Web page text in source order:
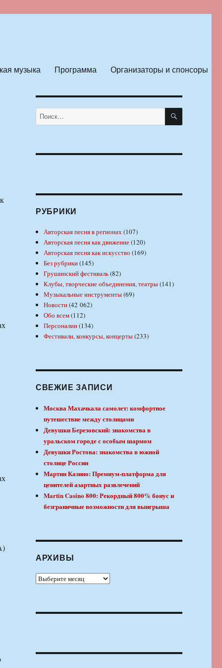
музыка Программа Организаторы и спонсоры
Искать: ПОИСК
РУБРИКИ
Авторская песня в регионах(107)
Авторская песня как движение(120)
Авторская песня как искусство (169)
Без рубрики(145)
Грушинский фестиваль(82)
Клубы, творческие объединения, театры(141)
Музыкальные инструменты(69)
Новости(42 062)
Обо всем(112)
Персоналии(134)
Фестивали, конкурсы, концерты(233)
СВЕЖИЕ ЗАПИСИ
Москва Махачкала самолет: комфортное
путешествие между столицами
Девушки Березовский: знакомства в
уральском городе с особым шармом
Девушки Ростова: знакомства в южной
столице России
Мартин Казино: Премиум-платформа для
ценителей азартных развлечений
Martin Casino 800: Рекордный 800% бонус и
безграничные возможности для выигрыша
АРХИВЫ
Архивы